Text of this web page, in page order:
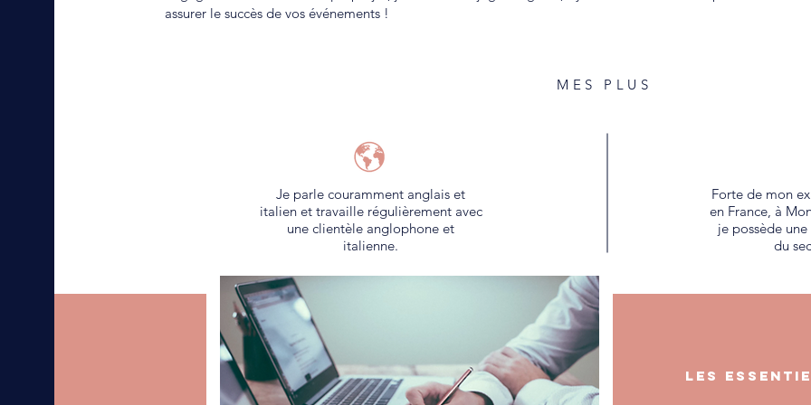
assurer le succès de vos événements !
MES PLUS
Je parle couramment anglais et
italien et travaille régulièrement avec
une clientèle anglophone et
italienne.
Forte de mon
en France, à
je possède
du
LEs